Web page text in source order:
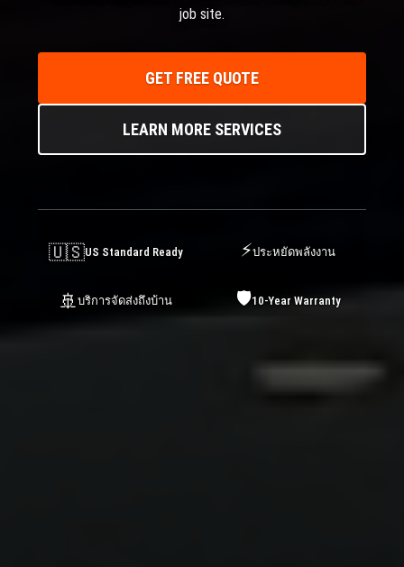
job site.
GET FREE QUOTE
LEARN MORE SERVICES
🇺🇸US Standard Ready ⚡ประหยัดพลังงาน
🚢บริการจัดส่งถึงบ้าน 🛡️10-Year Warranty